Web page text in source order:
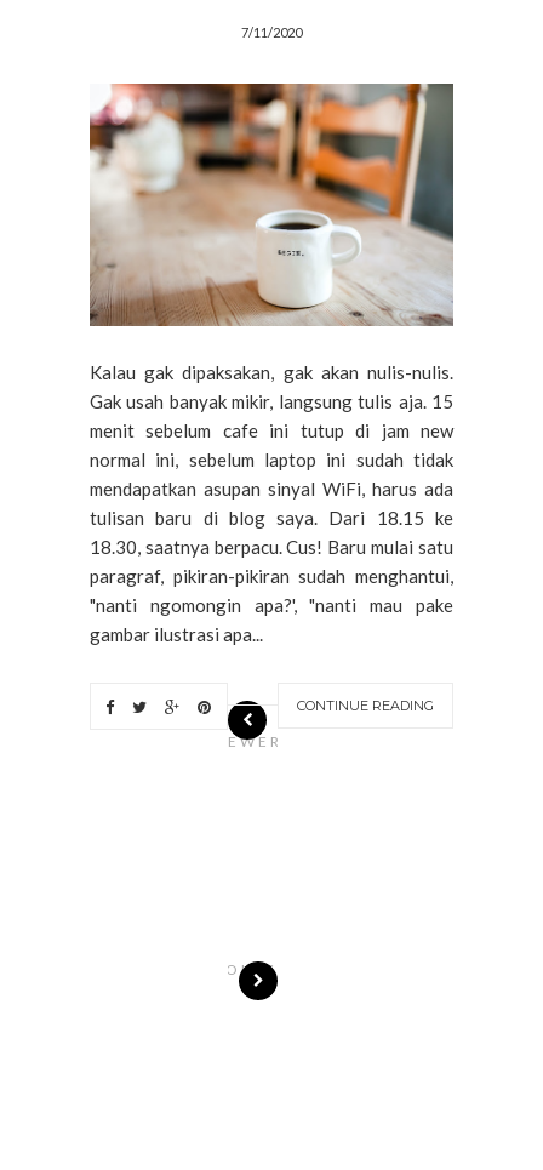
7/11/2020
Kalau gak dipaksakan, gak akan nulis-nulis.
Gak usah banyak mikir, langsung tulis aja. 15
menit sebelum cafe ini tutup di jam new
normal ini, sebelum laptop ini sudah tidak
mendapatkan asupan sinyal WiFi, harus ada
tulisan baru di blog saya. Dari 18.15 ke
18.30, saatnya berpacu. Cus! Baru mulai satu
paragraf, pikiran-pikiran sudah menghantui,
"nanti ngomongin apa?', "nanti mau pake
gambar ilustrasi apa...
CONTINUE READING
EWER
OLDE